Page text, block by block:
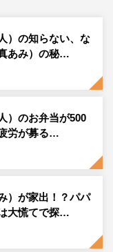
一足早くクランク
直史役の藤木直人
に、ドラマオリジ
流れ、大きな拍手
うございました！
楽しかったです。
ッフの皆さんのお
楽しい遠山家のメ
れからも娘たちの成
）の知らない、な
あみ）の秘…
）のお弁当が500
労が募る…
）が家出！？パパ
大慌てで探…